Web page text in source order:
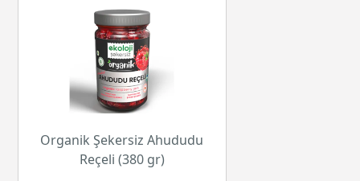
Organik Şekersiz Ahududu
Reçeli (380 gr)